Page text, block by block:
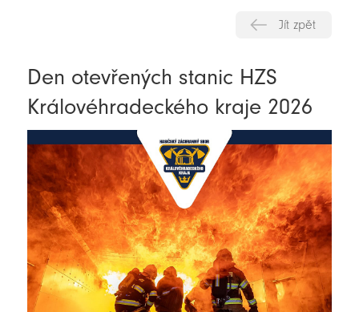
Jít zpět
Den otevřených stanic HZS
Královéhradeckého kraje 2026